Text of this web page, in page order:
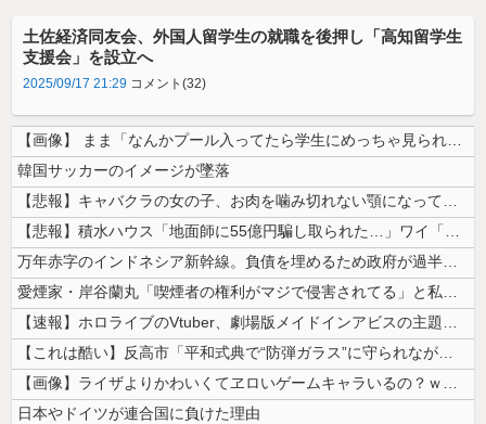
土佐経済同友会、外国人留学生の就職を後押し「高知留学生
支援会」を設立へ
2025/09/17 21:29 コメント(32)
【画像】 まま「なんかプール入ってたら学生にめっちゃ見られたw」
韓国サッカーのイメージが墜落
【悲報】キャバクラの女の子、お肉を噛み切れない顎になってしまう・・・
【悲報】積水ハウス「地面師に55億円騙し取られた…」ワイ「会社終わった...
万年赤字のインドネシア新幹線。負債を埋めるため政府が過半数の株式を引き...
愛煙家・岸谷蘭丸「喫煙者の権利がマジで侵害されてる」と私見 「いくら税...
【速報】ホロライブのVtuber、劇場版メイドインアビスの主題歌決定w...
【これは酷い】反高市「平和式典で“防弾ガラス”に守られながらスピーチ。...
【画像】ライザよりかわいくてヱロいゲームキャラいるの？ｗｗｗｗｗ
日本やドイツが連合国に負けた理由